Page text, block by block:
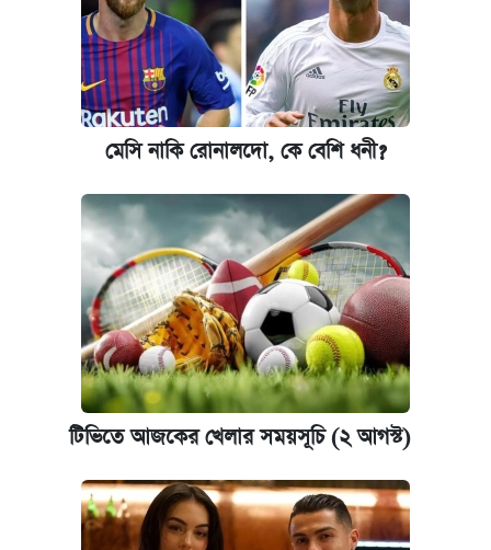
মেসি নাকি রোনালদো, কে বেশি ধনী?
টিভিতে আজকের খেলার সময়সূচি (২ আগস্ট)